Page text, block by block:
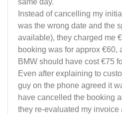
same day.
Instead of cancelling my
was the wrong date and the
available), they charged me
booking was for approx €60,
BMW should have cost €75
Even after explaining to
guy on the phone agreed it
have cancelled the booking
they re-evaluated my invoice